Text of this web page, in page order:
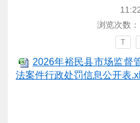
浏览次数：
T
2026年裕民县市场监督
法案件行政处罚信息公开表